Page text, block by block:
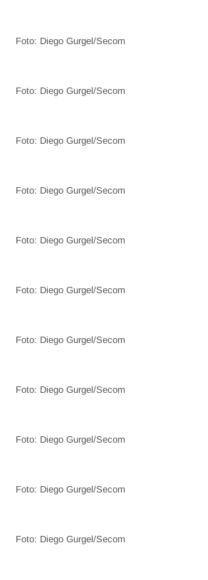
Foto: Diego Gurgel/Secom
Foto: Diego Gurgel/Secom
Foto: Diego Gurgel/Secom
Foto: Diego Gurgel/Secom
Foto: Diego Gurgel/Secom
Foto: Diego Gurgel/Secom
Foto: Diego Gurgel/Secom
Foto: Diego Gurgel/Secom
Foto: Diego Gurgel/Secom
Foto: Diego Gurgel/Secom
Foto: Diego Gurgel/Secom